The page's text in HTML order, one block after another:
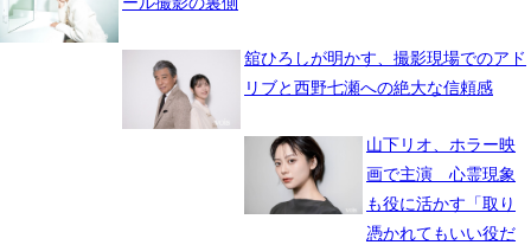
舘ひろしが明かす、撮影現場でのアド
リブと西野七瀬への絶大な信頼感
山下リオ、ホラー映
画で主演 心霊現象
も役に活かす「取り
憑かれてもいい役だ